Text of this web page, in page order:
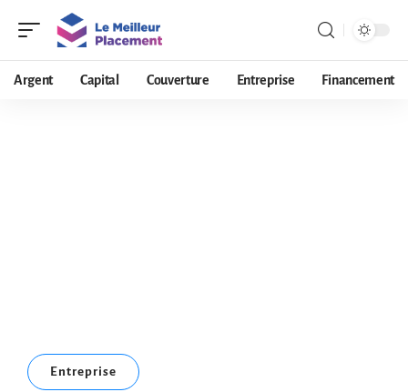
Argent Capital Couverture Entreprise Financement
Entreprise